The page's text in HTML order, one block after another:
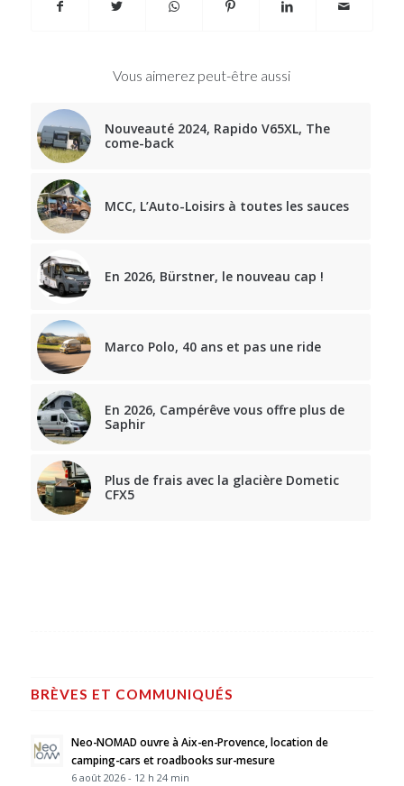
Vous aimerez peut-être aussi
Nouveauté 2024, Rapido V65XL, The
come-back
MCC, L’Auto-Loisirs à toutes les sauces
En 2026, Bürstner, le nouveau cap !
Marco Polo, 40 ans et pas une ride
En 2026, Campérêve vous offre plus de
Saphir
Plus de frais avec la glacière Dometic
CFX5
BRÈVES ET COMMUNIQUÉS
Neo-NOMAD ouvre à Aix-en-Provence, location de
camping-cars et roadbooks sur-mesure
6 août 2026 - 12 h 24 min